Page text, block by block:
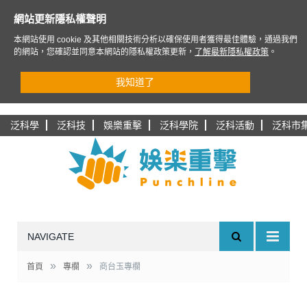
泛科學 泛科技 娛樂重擊 泛科學院 泛科活動 泛科市
NAVIGATE
首頁 » 專欄 » 商台玉專欄
網站更新隱私權聲明
本網站使用 cookie 及其他相關技術分析以確保使用者獲得最佳體驗，通過我們
的網站，您確認並同意本網站的隱私權政策更新，
了解最新隱私權政策 。
我知道了